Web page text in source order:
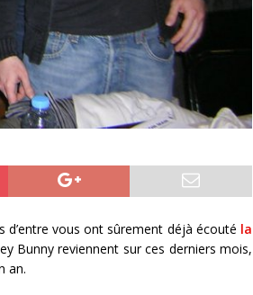
d’entre vous ont sûrement déjà écouté la
Bunny reviennent sur ces derniers mois,
an.